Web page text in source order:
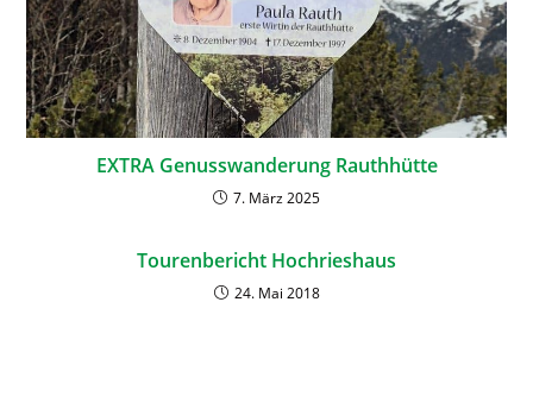
EXTRA Genusswanderung Rauthhütte
7. März 2025
Tourenbericht Hochrieshaus
24. Mai 2018